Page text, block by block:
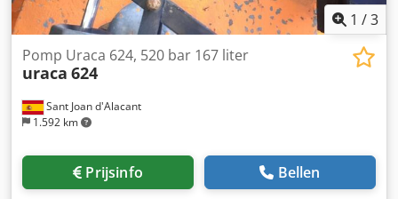
1 /3
Sant Joan d'Alacant
1.592 km
Pomp Uraca 624, 520 bar 167 liter
uraca 624
Prijsinfo Bellen